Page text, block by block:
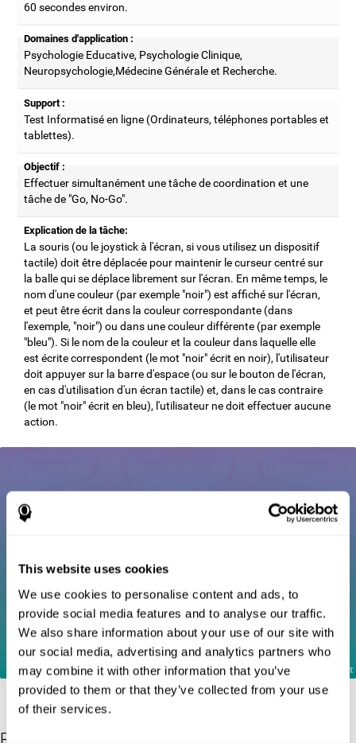
This website uses cookies
We use cookies to personalise content and ads, to
provide social media features and to analyse our traffic.
We also share information about your use of our site with
our social media, advertising and analytics partners who
may combine it with other information that you’ve
provided to them or that they’ve collected from your use
of their services.
60 secondes environ.
Domaines d'application :
Psychologie Educative, Psychologie Clinique,
Neuropsychologie,Médecine Générale et Recherche.
Support :
Test Informatisé en ligne (Ordinateurs, téléphones portables et
tablettes).
Objectif :
Effectuer simultanément une tâche de coordination et une
tâche de "Go, No-Go".
Explication de la tâche:
La souris (ou le joystick à l'écran, si vous utilisez un dispositif
tactile) doit être déplacée pour maintenir le curseur centré sur
la balle qui se déplace librement sur l'écran. En même temps, le
nom d'une couleur (par exemple "noir") est affiché sur l'écran,
et peut être écrit dans la couleur correspondante (dans
l'exemple, "noir") ou dans une couleur différente (par exemple
"bleu"). Si le nom de la couleur et la couleur dans laquelle elle
est écrite correspondent (le mot "noir" écrit en noir), l'utilisateur
doit appuyer sur la barre d'espace (ou sur le bouton de l'écran,
en cas d'utilisation d'un écran tactile) et, dans le cas contraire
(le mot "noir" écrit en bleu), l'utilisateur ne doit effectuer aucune
action.
Références